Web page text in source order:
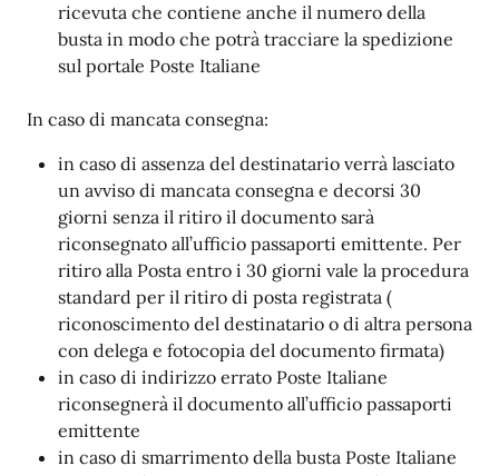
ricevuta che contiene anche il numero della
busta in modo che potrà tracciare la spedizione
sul portale Poste Italiane
In caso di mancata consegna:
in caso di assenza del destinatario verrà lasciato
un avviso di mancata consegna e decorsi 30
giorni senza il ritiro il documento sarà
riconsegnato all’ufficio passaporti emittente. Per
ritiro alla Posta entro i 30 giorni vale la procedura
standard per il ritiro di posta registrata (
riconoscimento del destinatario o di altra persona
con delega e fotocopia del documento firmata)
in caso di indirizzo errato Poste Italiane
riconsegnerà il documento all’ufficio passaporti
emittente
in caso di smarrimento della busta Poste Italiane